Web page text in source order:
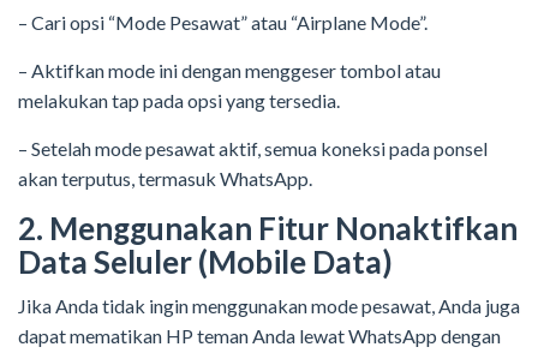
– Cari opsi “Mode Pesawat” atau “Airplane Mode”.
– Aktifkan mode ini dengan menggeser tombol atau
melakukan tap pada opsi yang tersedia.
– Setelah mode pesawat aktif, semua koneksi pada ponsel
akan terputus, termasuk WhatsApp.
2. Menggunakan Fitur Nonaktifkan
Data Seluler (Mobile Data)
Jika Anda tidak ingin menggunakan mode pesawat, Anda juga
dapat mematikan HP teman Anda lewat WhatsApp dengan